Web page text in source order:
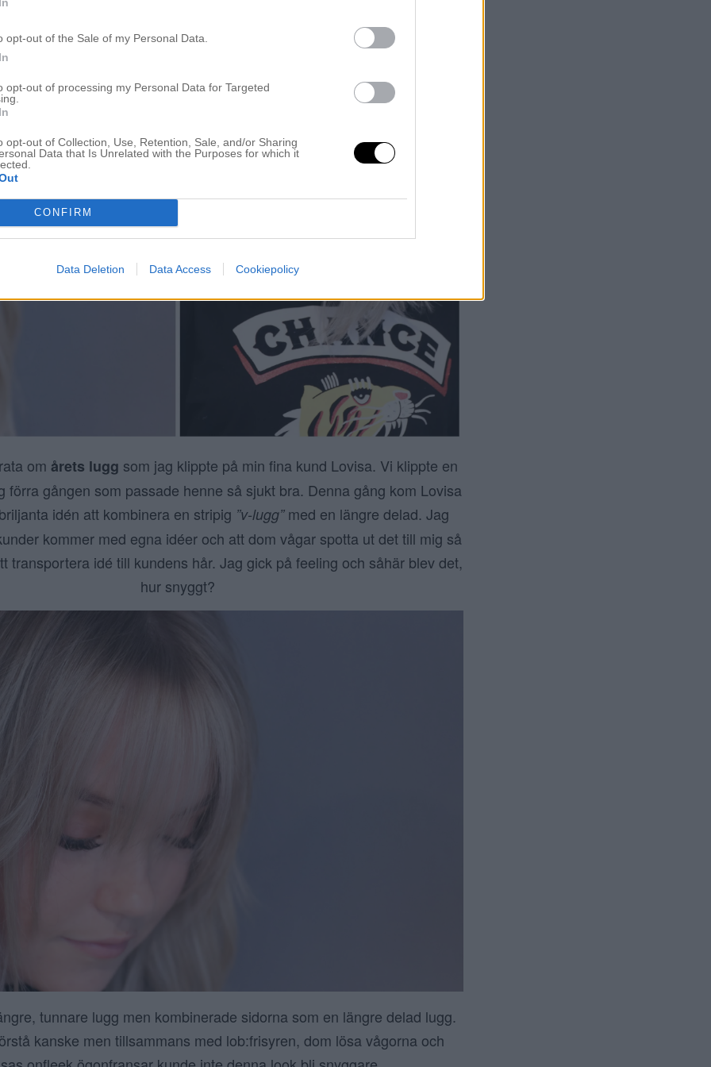
opt-out of the Sale of my Personal Data.
opt-out of processing my Personal Data for Targeted
opt-out of Collection, Use, Retention, Sale, and/or Sharing
Data that Is Unrelated with the Purposes for which it
CONFIRM
Data Deletion Data Access Cookiepolicy
om årets lugg som jag klippte på min fina kund Lovisa. Vi klippte en
förra gången som passade henne så sjukt bra. Denna gång kom Lovisa
idén att kombinera en stripig ”v-lugg”med en längre delad. Jag
kommer med egna idéer och att dom vågar spotta ut det till mig så
transportera idé till kundens hår. Jag gick på feeling och såhär blev det,
hur snyggt?
tunnare lugg men kombinerade sidorna som en längre delad lugg.
kanske men tillsammans med lob:frisyren, dom lösa vågorna och